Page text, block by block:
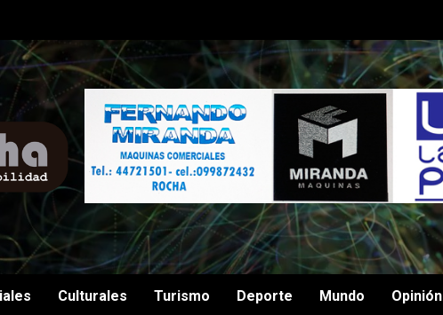
Culturales Turismo Deporte Mundo Opinión